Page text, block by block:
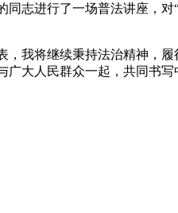
志进行了一场普法讲座，对
我将继续秉持法治精神，履
大人民群众一起，共同书写